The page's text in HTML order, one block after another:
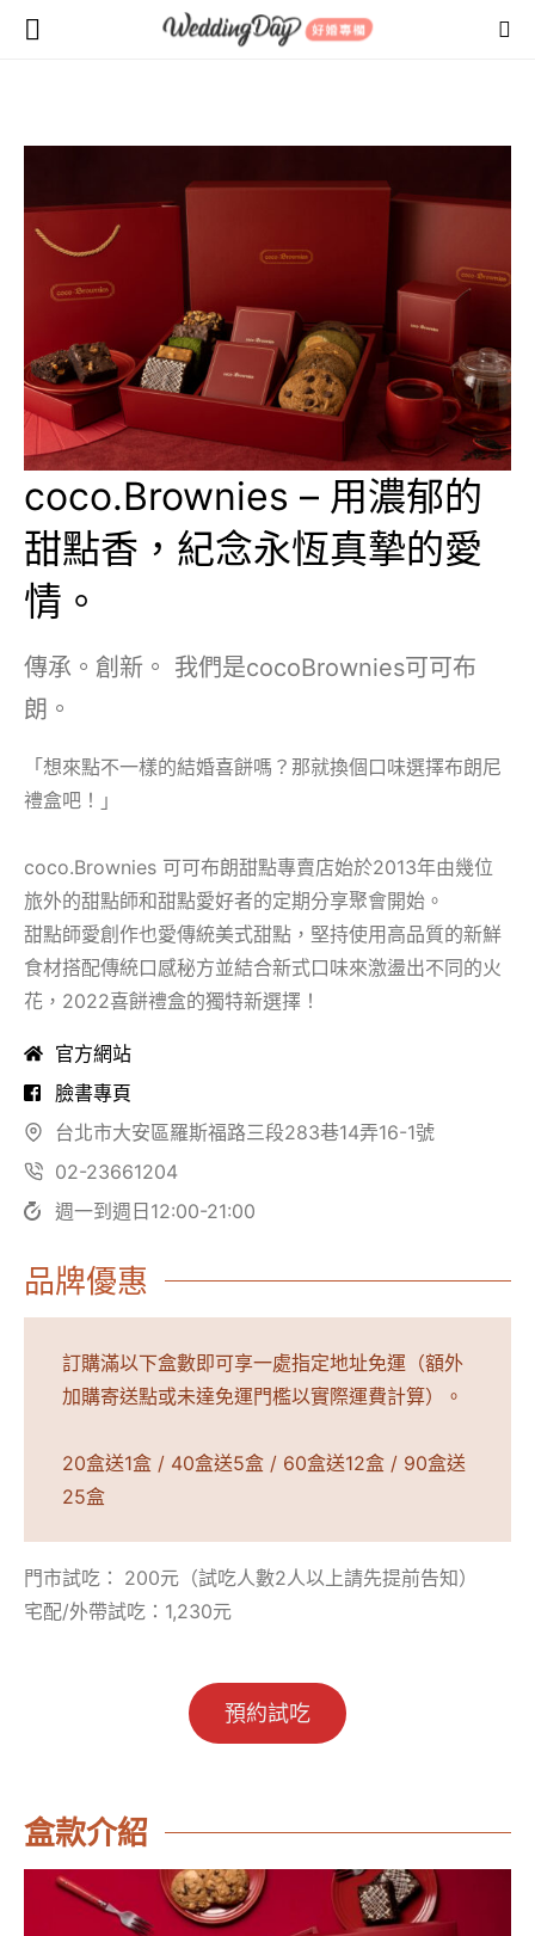
coco.Brownies – 用濃郁的
甜點香，紀念永恆真摯的愛
情。
傳承。創新。 我們是cocoBrownies可可布
朗。
「想來點不一樣的結婚喜餅嗎？那就換個口味選擇布朗尼
禮盒吧！」
coco.Brownies 可可布朗甜點專賣店始於2013年由幾位
旅外的甜點師和甜點愛好者的定期分享聚會開始。
甜點師愛創作也愛傳統美式甜點，堅持使用高品質的新鮮
食材搭配傳統口感秘方並結合新式口味來激盪出不同的火
花，2022喜餅禮盒的獨特新選擇！
官方網站
臉書專頁
台北市大安區羅斯福路三段283巷14弄16-1號
02-23661204
週一到週日12:00-21:00
品牌優惠
訂購滿以下盒數即可享一處指定地址免運（額外
加購寄送點或未達免運門檻以實際運費計算）。
20盒送1盒 / 40盒送5盒 / 60盒送12盒 / 90盒送
25盒
門市試吃： 200元（試吃人數2人以上請先提前告知）
宅配/外帶試吃：1,230元
預約試吃
盒款介紹